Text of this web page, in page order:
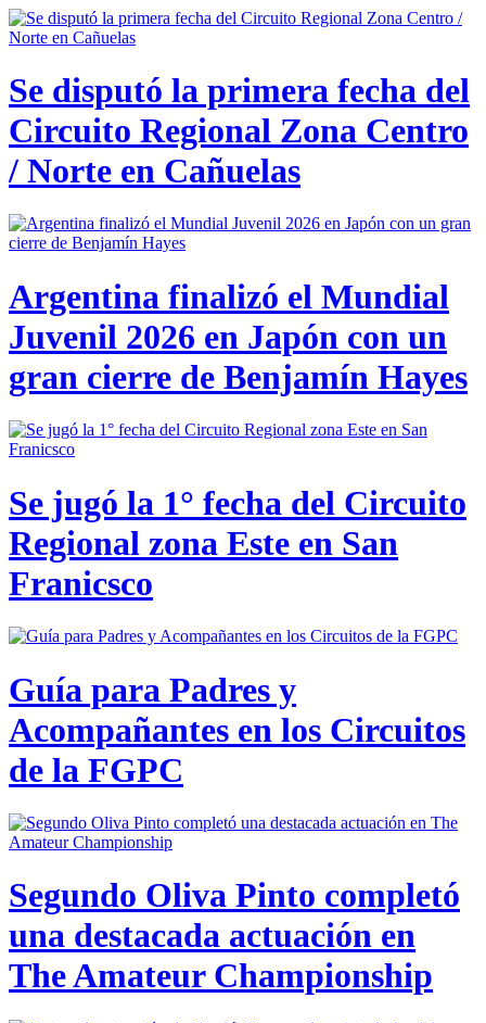
Se disputó la primera fecha del
Circuito Regional Zona Centro
/ Norte en Cañuelas
Argentina finalizó el Mundial
Juvenil 2026 en Japón con un
gran cierre de Benjamín Hayes
Se jugó la 1° fecha del Circuito
Regional zona Este en San
Franicsco
Guía para Padres y
Acompañantes en los Circuitos
de la FGPC
Segundo Oliva Pinto completó
una destacada actuación en
The Amateur Championship